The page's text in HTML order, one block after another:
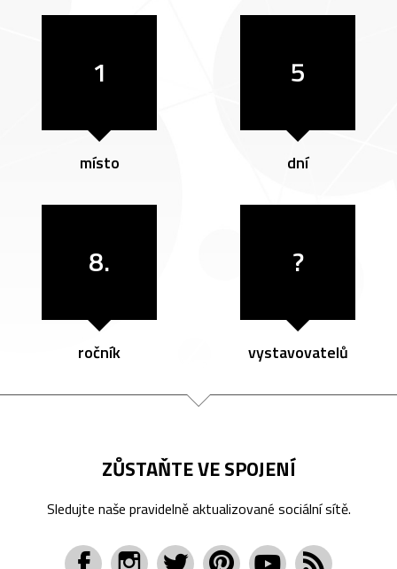
1
místo
5
dní
8.
ročník
?
vystavovatelů
ZŮSTAŇTE VE SPOJENÍ
Sledujte naše pravidelně aktualizované sociální sítě.